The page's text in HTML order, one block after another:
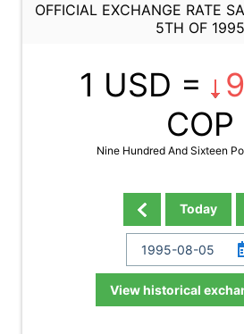
OFFICIAL EXCHANGE RATE
5TH OF 1995
1 USD =
COP
Nine Hundred And Sixteen
Today
View historical